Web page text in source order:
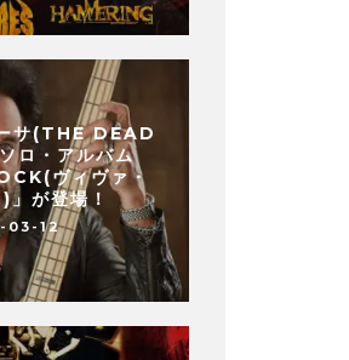
サ(THE DEAD
ロ・アルバム
ヴィヴァ・
」が登場！
03-12